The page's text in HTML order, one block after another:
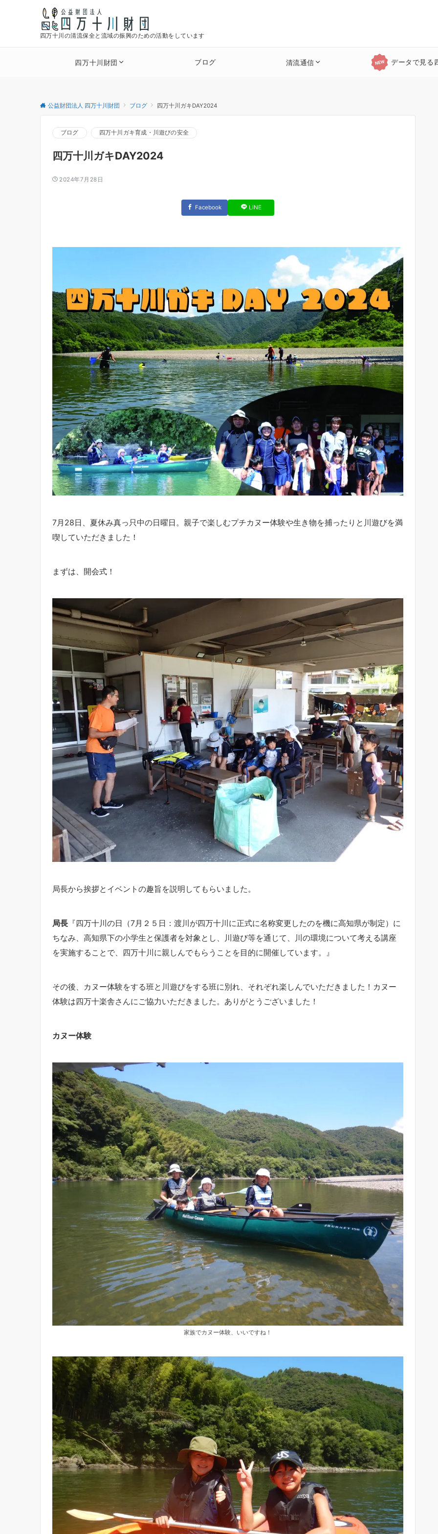
四万十川の清流保全と流域の振興のための活動をしています
四万十川財団 ブログ 清流通信 データで見る
公益財団法人 四万十川財団 ブログ 四万十川ガキDAY2024
ブログ 四万十川ガキ育成・川遊びの安全
四万十川ガキDAY2024
2024年7月28日
Facebook LINE
7月28日、夏休み真っ只中の日曜日。親子で楽しむプチカヌー体験や生き物を捕ったりと川遊びを満
喫していただきました！
まずは、開会式！
局長から挨拶とイベントの趣旨を説明してもらいました。
局長 『四万十川の日（7月２５日：渡川が四万十川に正式に名称変更したのを機に高知県が制定）に
ちなみ、高知県下の小学生と保護者を対象とし、川遊び等を通じて、川の環境について考える講座
を実施することで、四万十川に親しんでもらうことを目的に開催しています。』
その後、カヌー体験をする班と川遊びをする班に別れ、それぞれ楽しんでいただきました！カヌー
体験は四万十楽舎さんにご協力いただきました。ありがとうございました！
カヌー体験
家族でカヌー体験、いいですね！